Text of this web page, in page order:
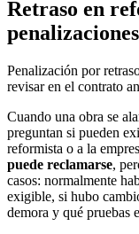
Retraso en
Penalización por
revisar en el contrato
Cuando una obra se
preguntan si pueden
reformista o a la
puede reclamarse,
casos: normalmente
exigible, si hubo
demora y qué pruebas